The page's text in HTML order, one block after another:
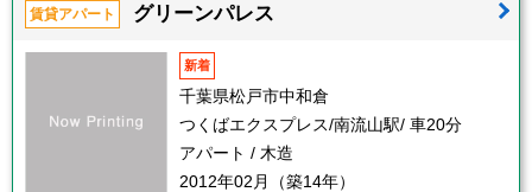
賃貸アパート グリーンパレス
新着
千葉県松戸市中和倉
つくばエクスプレス/南流山駅/ 車20分
アパート / 木造
2012年02月（築14年）